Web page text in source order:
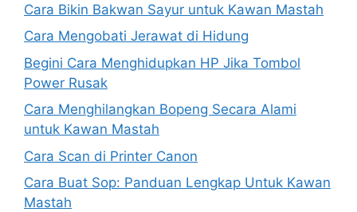
Cara Bikin Bakwan Sayur untuk Kawan Mastah
Cara Mengobati Jerawat di Hidung
Begini Cara Menghidupkan HP Jika Tombol
Power Rusak
Cara Menghilangkan Bopeng Secara Alami
untuk Kawan Mastah
Cara Scan di Printer Canon
Cara Buat Sop: Panduan Lengkap Untuk Kawan
Mastah